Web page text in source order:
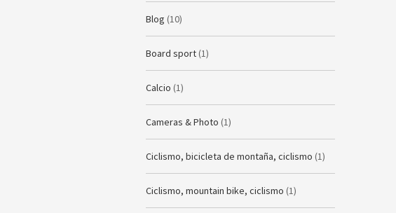
Blog (10)
Board sport (1)
Calcio (1)
Cameras & Photo (1)
Ciclismo, bicicleta de montaña, ciclismo (1)
Ciclismo, mountain bike, ciclismo (1)